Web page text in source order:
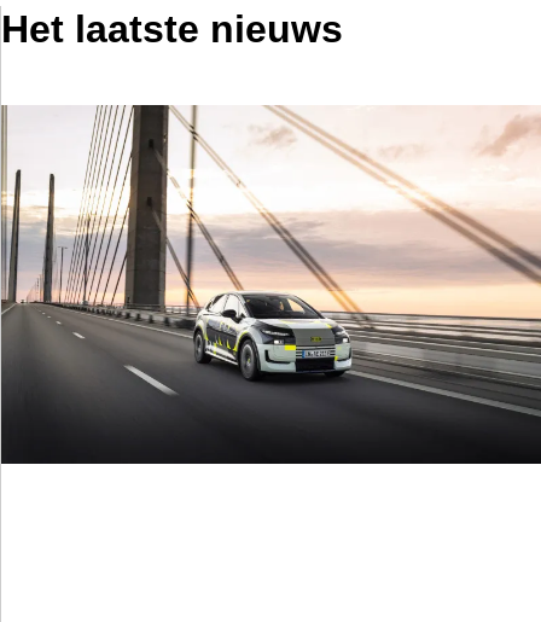
Het laatste nieuws